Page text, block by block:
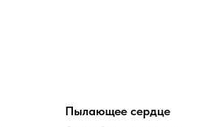
Пылающее сердце